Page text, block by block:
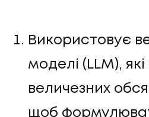
Використовує
моделі (LLM),
величезних
щоб